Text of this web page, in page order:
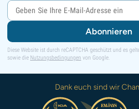
Abonnieren
Diese Website ist durch reCAPTCHA geschützt und es
sowie die Nutzungsbedingungen von Google.
Dank euch sind wir